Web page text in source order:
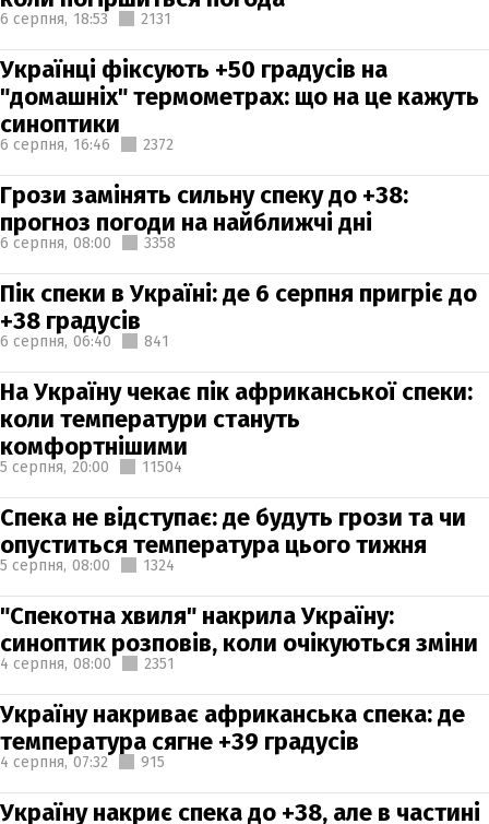
6 серпня, 18:53 2131
Українці фіксують +50 градусів на
"домашніх" термометрах: що на це кажуть
синоптики
6 серпня, 16:46 2372
Грози замінять сильну спеку до +38:
прогноз погоди на найближчі дні
6 серпня, 08:00 3358
Пік спеки в Україні: де 6 серпня пригріє до
+38 градусів
6 серпня, 06:40 841
На Україну чекає пік африканської спеки:
коли температури стануть
комфортнішими
5 серпня, 20:00 11504
Спека не відступає: де будуть грози та чи
опуститься температура цього тижня
5 серпня, 08:00 1324
"Спекотна хвиля" накрила Україну:
синоптик розповів, коли очікуються зміни
4 серпня, 08:00 2351
Україну накриває африканська спека: де
температура сягне +39 градусів
4 серпня, 07:32 915
Україну накриє спека до +38, але в частині